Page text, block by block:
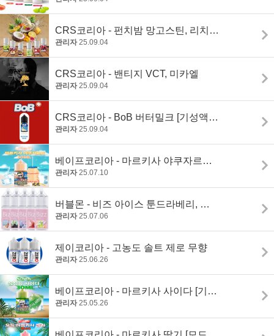
CRS코리아 - 펀치밤 망고스틴, 리치, 석가
관리자 25.09.04
CRS코리아 - 밴티지 VCT, 미카엘
관리자 25.09.04
CRS코리아 - BoB 버터밀크 [기성액상]
관리자 25.09.04
베이프코리아 - 마르키사 야쿠자르트 [기성 액상]
관리자 25.07.10
버블몬 - 비즈 아이스 툰드라베리, 버터 스카치, 몬스터 파워, 애플 그린티, 레모네이드 [기성 액상]
관리자 25.07.06
제이코리아 - 고농도 솔트 제로 무향
관리자 25.06.26
베이프코리아 - 마르키사 사이다 [기성 액상]
관리자 25.05.26